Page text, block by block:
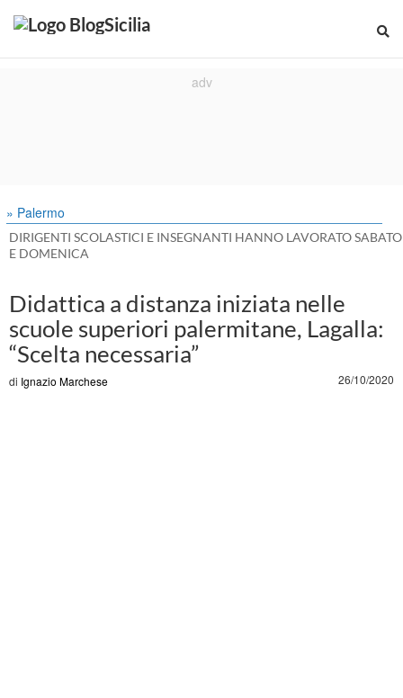
» Palermo
DIRIGENTI SCOLASTICI E INSEGNANTI HANNO LAVORATO SABATO
E DOMENICA
Didattica a distanza iniziata nelle
scuole superiori palermitane, Lagalla:
“Scelta necessaria”
di Ignazio Marchese 26/10/2020